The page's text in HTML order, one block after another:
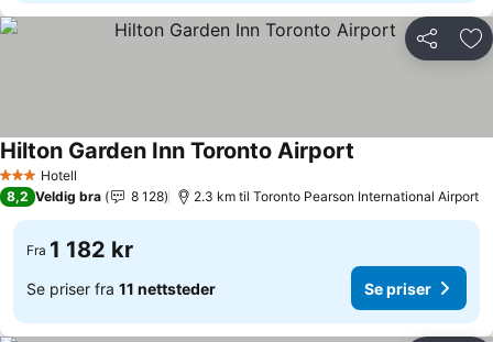
Del
3 StjernerHotell
Hilton Garden Inn Toronto Airport
8,2 Veldig bra 8 128 2.3 km til Toronto Pearson International Airport
Fra 1 182 kr
Se priser fra 11 nettsteder Se priser